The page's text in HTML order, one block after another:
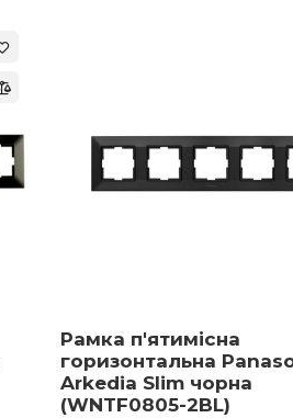
890₴ 830
КУПИТИ
Рамка п'ятимісна
горизонтальна
Arkedia Slim чорна
(WNTF0805-2BL)